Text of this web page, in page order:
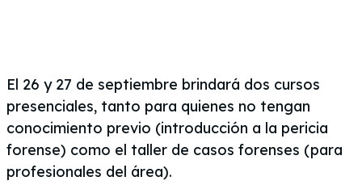
El 26 y 27 de septiembre brindará dos cursos
presenciales, tanto para quienes no tengan
conocimiento previo (introducción a la pericia
forense) como el taller de casos forenses (para
profesionales del área).